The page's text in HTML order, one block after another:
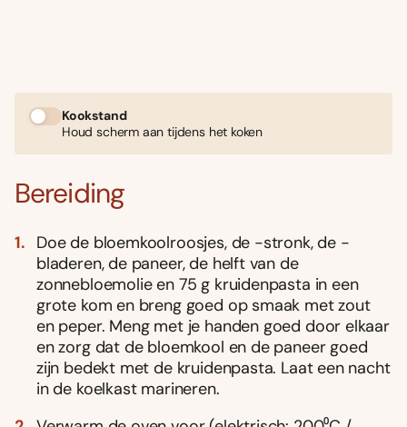
Kookstand
Houd scherm aan tijdens het koken
Bereiding
Doe de bloemkoolroosjes, de -stronk, de -
bladeren, de paneer, de helft van de
zonnebloemolie en 75 g kruidenpasta in een
grote kom en breng goed op smaak met zout
en peper. Meng met je handen goed door elkaar
en zorg dat de bloemkool en de paneer goed
zijn bedekt met de kruidenpasta. Laat een nacht
in de koelkast marineren.